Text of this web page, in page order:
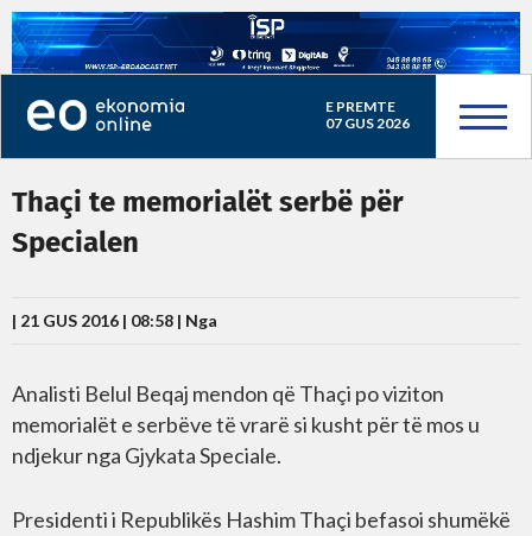
E PREMTE
07 GUS 2026
Thaçi te memorialët serbë për
Specialen
| 21 GUS 2016 | 08:58 | Nga
Analisti Belul Beqaj mendon që Thaçi po viziton
memorialët e serbëve të vrarë si kusht për të mos u
ndjekur nga Gjykata Speciale.
Presidenti i Republikës Hashim Thaçi befasoi shumëkë